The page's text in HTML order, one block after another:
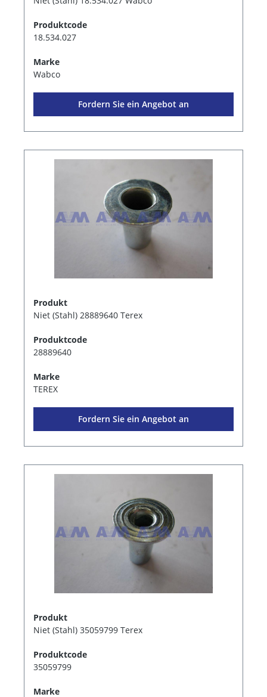
Produktcode
18.534.027
Marke
Wabco
Fordern Sie ein Angebot an
Produkt
Niet (Stahl) 28889640 Terex
Produktcode
28889640
Marke
TEREX
Fordern Sie ein Angebot an
Produkt
Niet (Stahl) 35059799 Terex
Produktcode
35059799
Marke